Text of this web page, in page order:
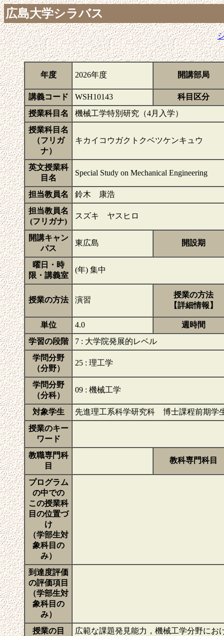
広島大学シラバス
年度 2026年度 開講部局
講義コード WSH10143
科目区分
授業科目名
機械工学特別研究（4月入学）
授業科目名
（フリガ
ナ）
キカイコウガクトクベツケンキュウ
英文授業科
目名
Special Study on Mechanical Engineering
担当教員名
鈴木 康浩
担当教員名
(フリガナ)
スズキ ヤスヒロ
開講キャン
パス
東広島 開設期
曜日・時
限・講義室
(年) 集中
授業の方法 演習
授業の方法
【詳細情報】
単位 4.0
週時間
学習の段階
7 : 大学院発展的レベル
学問分野
（分野）
25 : 理工学
学問分野
（分科）
09 : 機械工学
対象学生
先進理工系科学研究科 博士課程前期学
授業のキー
ワード
教職専門科
目
教科専門科目
プログラム
の中での
この授業科
目の位置づ
け
（学部生対
象科目の
み）
到達度評価
の評価項目
（学部生対
象科目の
み）
授業の目
広範な課題発見能力，機械工学分野に